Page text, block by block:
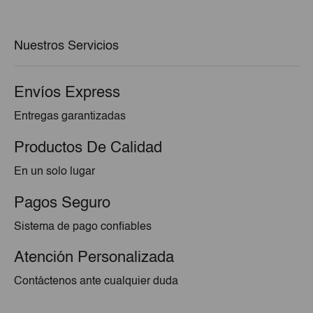
Nuestros Servicios
Envíos Express
Entregas garantizadas
Productos De Calidad
En un solo lugar
Pagos Seguro
Sistema de pago confiables
Atención Personalizada
Contáctenos ante cualquier duda